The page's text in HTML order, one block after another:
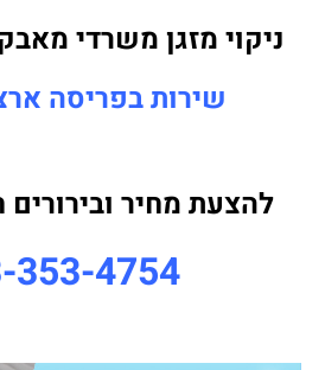
ניקוי מזגן משרדי
שירות בפריסה
להצעת מחיר ובירורים
353-4754